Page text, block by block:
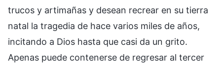
trucos y artimañas y desean recrear en su tierra
natal la tragedia de hace varios miles de años,
incitando a Dios hasta que casi da un grito.
Apenas puede contenerse de regresar al tercer